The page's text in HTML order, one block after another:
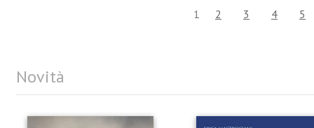
1 2 3 4 5
Novità